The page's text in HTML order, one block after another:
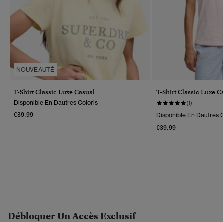
NOUVEAUTÉ
T-Shirt Classic Luxe Casual
Disponible En Dautres Coloris
€39.99
T-Shirt Classic Luxe
(1)
Disponible En Dautres
€39.99
Débloquer Un Accès Exclusif